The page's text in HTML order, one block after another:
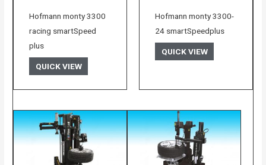
Hofmann monty 3300
racing smartSpeed
plus
QUICK VIEW
Hofmann monty 3300-
24 smartSpeedplus
QUICK VIEW